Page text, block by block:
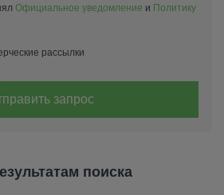
Официальное уведомление и Политику
рассылки
запрос
поиска